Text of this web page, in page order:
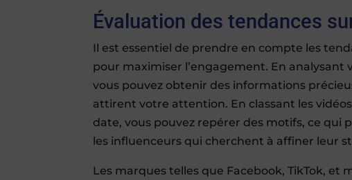
Évaluation des tendances
Il est essentiel de prendre en compte les
pour maximiser l’engagement. En
vous pouvez obtenir des informations
attirent votre attention. En classant les
date, vous pouvez repérer des motifs, ce qui
les influenceurs qui cherchent à affiner leur
Les marques telles que Facebook, TikTok, et